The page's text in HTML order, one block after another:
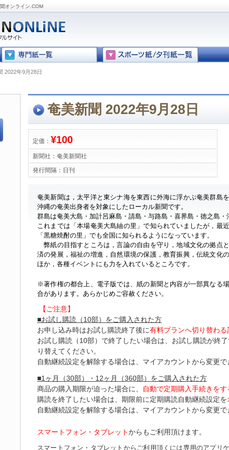
オンライン.COM
2022年9月28日
奄美新聞 2022年9月28日
定価： ¥100
新聞社： 奄美新聞社
発行間隔： 日刊
奄美新聞は，太平洋と東シナ海を東西に外海に浮かぶ奄美群島
沖縄の奄美出身者を対象にしたローカル新聞です。
群島は奄美大島・加計呂麻島・請島・与路島・喜界島・徳之島
これまでは「本場奄美大島紬の里」で知られていましたが，最
「黒糖焼酎の里」でも全国に知られるようになっています。
弊紙の目指すところは，言論の自由を守り，地域文化の拠点
済の発展，福祉の増進，自然環境の保護，教育振興，伝統文化
ほか，各種イベントにも力を入れているところです。
※著作権の都合上、 電子版では、紙の新聞と内容が一部異なる場
合があります。あらかじめご容赦ください。
【ご注意】
■お試し購読（10部）をご購入された方
お申し込み時はお試し購読終了後に有料プランへ切り替わる
お試し購読（10部）で終了したい場合は、お試し購読が終
り替えてください。
自動継続設定を解除する場合は、マイアカウントから変更で
■1ヶ月（30部）・12ヶ月（360部）をご購入された方
商品の購入期限が迫った場合に、
自動で定期購入手続きを
購読を終了したい場合は、期限前に定期購読自動継続設定を
自動継続設定を解除する場合は、マイアカウントから変更で
スマートフォン・タブレットからもご利用頂けます。
スマートフォン・タブレットからご利用頂くには専用のアプリ